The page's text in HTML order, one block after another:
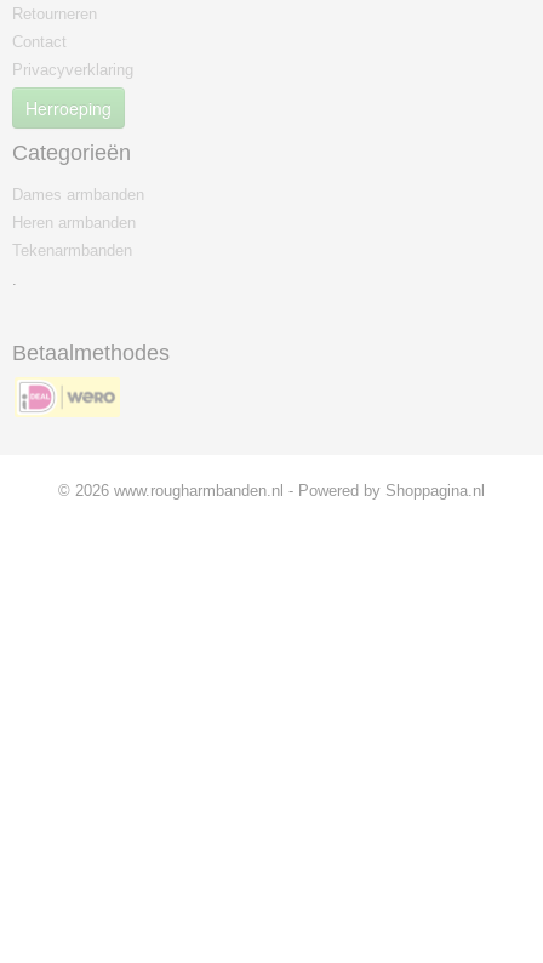
Retourneren
Contact
Privacyverklaring
Herroeping
Categorieën
Dames armbanden
Heren armbanden
Tekenarmbanden
.
Betaalmethodes
© 2026 www.rougharmbanden.nl - Powered by Shoppagina.nl